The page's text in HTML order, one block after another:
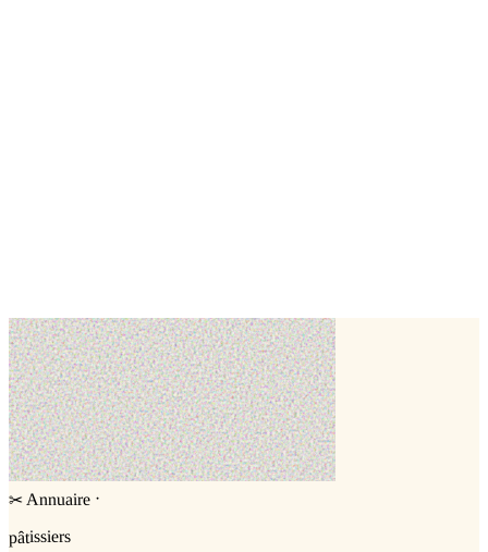
▸Livraison ou retrait à La Possession ?
▸Comment comparer plusieurs pâtissiers en une fois ?
✂ Annuaire ·
pâtissiers